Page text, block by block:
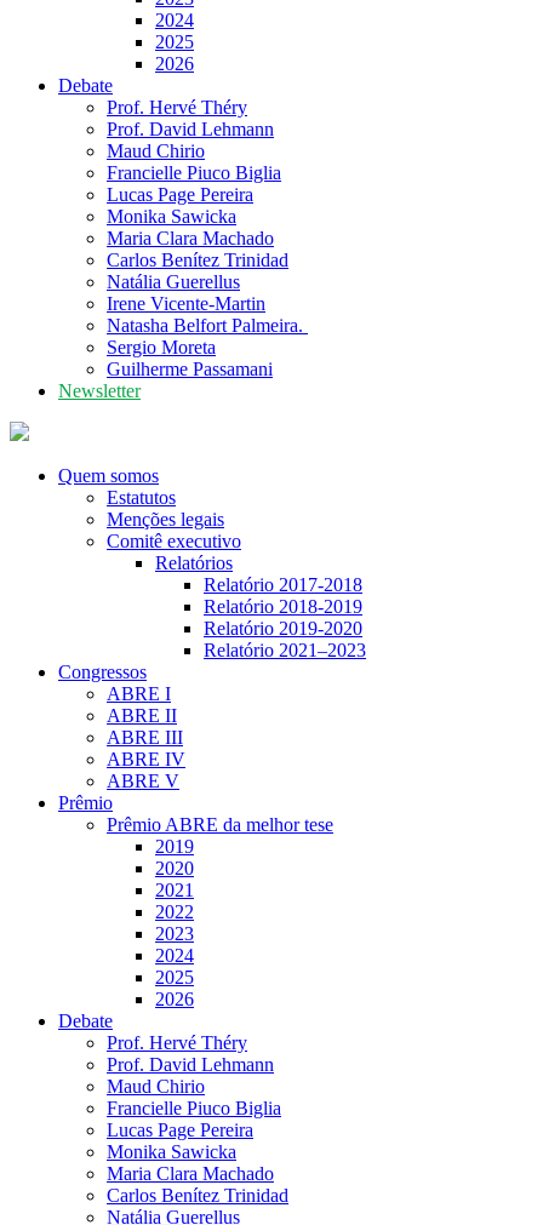
2024
2025
2026
Debate
Prof. Hervé Théry
Prof. David Lehmann
Maud Chirio
Francielle Piuco Biglia
Lucas Page Pereira
Monika Sawicka
Maria Clara Machado
Carlos Benítez Trinidad
Natália Guerellus
Irene Vicente-Martin
Natasha Belfort Palmeira.
Sergio Moreta
Guilherme Passamani
Newsletter
Quem somos
Estatutos
Menções legais
Comitê executivo
Relatórios
Relatório 2017-2018
Relatório 2018-2019
Relatório 2019-2020
Relatório 2021‒2023
Congressos
ABRE I
ABRE II
ABRE III
ABRE IV
ABRE V
Prêmio
Prêmio ABRE da melhor tese
2019
2020
2021
2022
2023
2024
2025
2026
Debate
Prof. Hervé Théry
Prof. David Lehmann
Maud Chirio
Francielle Piuco Biglia
Lucas Page Pereira
Monika Sawicka
Maria Clara Machado
Carlos Benítez Trinidad
Natália Guerellus